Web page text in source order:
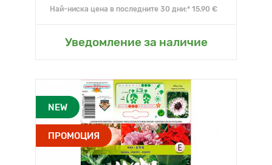
Най-ниска цена в последните 30 дни:* 15.90 €
Уведомление за наличие
NEW
ПРОМОЦИЯ